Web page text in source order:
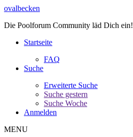
ovalbecken
Die Poolforum Community läd Dich ein!
Startseite
FAQ
Suche
Erweiterte Suche
Suche gestern
Suche Woche
Anmelden
MENU